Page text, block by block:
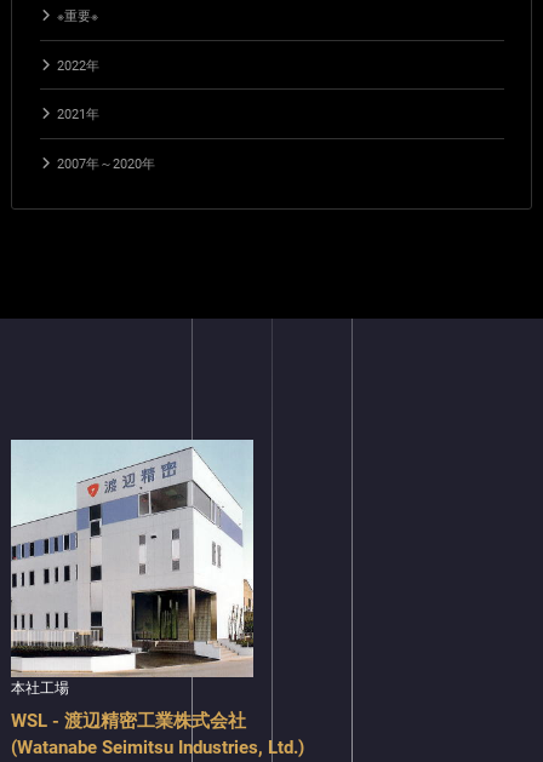
※重要※
2022年
2021年
2007年～2020年
本社工場
WSL - 渡辺精密工業株式会社
(Watanabe Seimitsu Industries, Ltd.)